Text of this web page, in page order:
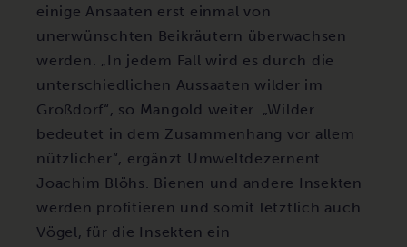
einige Ansaaten erst einmal von
unerwünschten Beikräutern überwachsen
werden. „In jedem Fall wird es durch die
unterschiedlichen Aussaaten wilder im
Großdorf“, so Mangold weiter. „Wilder
bedeutet in dem Zusammenhang vor allem
nützlicher“, ergänzt Umweltdezernent
Joachim Blöhs. Bienen und andere Insekten
werden profitieren und somit letztlich auch
Vögel, für die Insekten ein